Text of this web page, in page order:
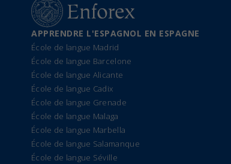
APPRENDRE L'ESPAGNOL EN ESPAGNE
École de langue Madrid
École de langue Barcelone
École de langue Alicante
École de langue Cadix
École de langue Grenade
École de langue Malaga
École de langue Marbella
École de langue Salamanque
École de langue Séville